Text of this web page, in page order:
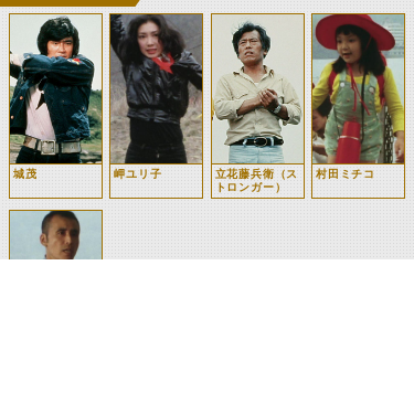
城茂 岬ユリ子
立花藤兵衛（ス
トロンガー）
村田ミチコ